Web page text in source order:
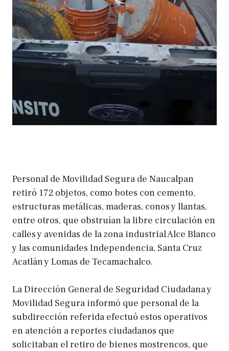
Personal de Movilidad Segura de Naucalpan
retiró 172 objetos, como botes con cemento,
estructuras metálicas, maderas, conos y llantas,
entre otros, que obstruían la libre circulación en
calles y avenidas de la zona industrial Alce Blanco
y las comunidades Independencia, Santa Cruz
Acatlán y Lomas de Tecamachalco.
La Dirección General de Seguridad Ciudadana y
Movilidad Segura informó que personal de la
subdirección referida efectuó estos operativos
en atención a reportes ciudadanos que
solicitaban el retiro de bienes mostrencos, que